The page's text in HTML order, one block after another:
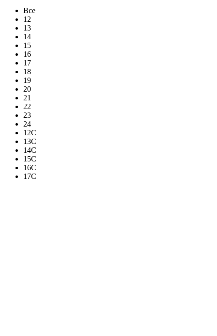
Все
12
13
14
15
16
17
18
19
20
21
22
23
24
12C
13C
14C
15C
16C
17C